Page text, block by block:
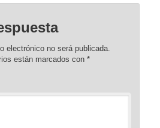
electrónico no será publicada.
están marcados con*